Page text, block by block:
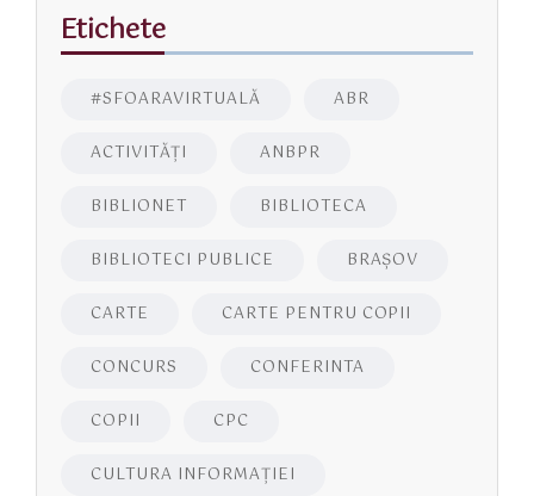
Etichete
#SFOARAVIRTUALĂ ABR
ACTIVITĂŢI ANBPR
BIBLIONET BIBLIOTECA
BIBLIOTECI PUBLICE BRAŞOV
CARTE CARTE PENTRU COPII
CONCURS CONFERINTA
COPII CPC
CULTURA INFORMAŢIEI